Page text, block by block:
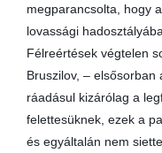
megparancsolta, hogy
lovassági
Félreértések végtelen
Bruszilov, – elsősorban
ráadásul kizárólag a
felettesüknek, ezek a
és egyáltalán nem